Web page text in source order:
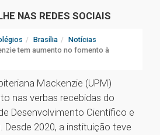
NAS REDES SOCIAIS
Brasília
Notícias
tem aumento no fomento à
Mackenzie (UPM)
nas verbas recebidas do
Desenvolvimento Científico e
Desde 2020, a instituição teve